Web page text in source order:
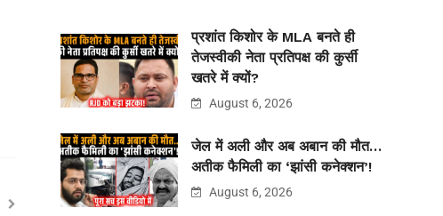
प्रशांत किशोर के MLA बनते ही
तेजस्वीकी नेता प्रतिपक्ष की कुर्सी
खतरे में क्यों?
August 6, 2026
जेल में अली और अब अबान की मौत…
अतीक फैमिली का ‘झांसी कनेक्शन’!
August 6, 2026